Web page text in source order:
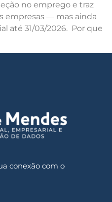
no emprego e traz
empresas — mas ainda
até 31/03/2026. Por que
conexão com o